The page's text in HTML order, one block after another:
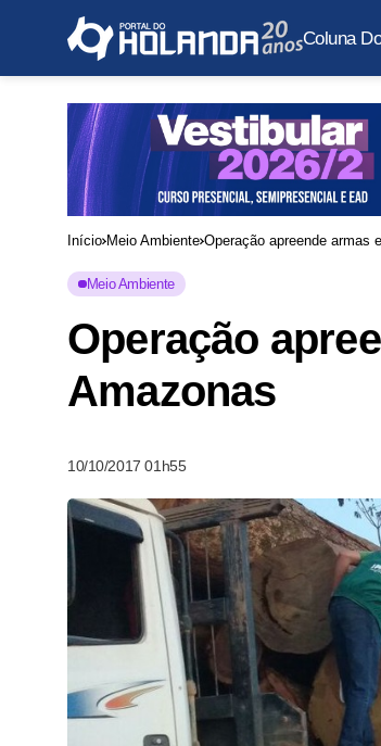
Coluna
Início Meio Ambiente Operação apreende armas
Meio Ambiente
Operação
Amazonas
10/10/2017 01h55